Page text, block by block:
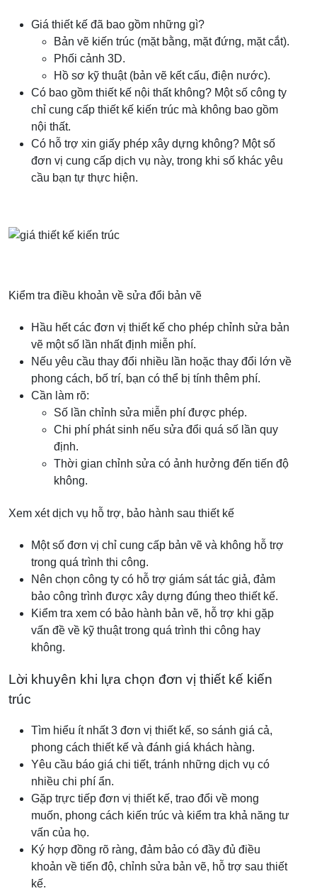
Giá thiết kế đã bao gồm những gì?
Bản vẽ kiến trúc (mặt bằng, mặt đứng, mặt cắt).
Phối cảnh 3D.
Hồ sơ kỹ thuật (bản vẽ kết cấu, điện nước).
Có bao gồm thiết kế nội thất không? Một số công ty
chỉ cung cấp thiết kế kiến trúc mà không bao gồm
nội thất.
Có hỗ trợ xin giấy phép xây dựng không? Một số
đơn vị cung cấp dịch vụ này, trong khi số khác yêu
cầu bạn tự thực hiện.
Kiểm tra điều khoản về sửa đổi bản vẽ
Hầu hết các đơn vị thiết kế cho phép chỉnh sửa bản
vẽ một số lần nhất định miễn phí.
Nếu yêu cầu thay đổi nhiều lần hoặc thay đổi lớn về
phong cách, bố trí, bạn có thể bị tính thêm phí.
Cần làm rõ:
Số lần chỉnh sửa miễn phí được phép.
Chi phí phát sinh nếu sửa đổi quá số lần quy
định.
Thời gian chỉnh sửa có ảnh hưởng đến tiến độ
không.
Xem xét dịch vụ hỗ trợ, bảo hành sau thiết kế
Một số đơn vị chỉ cung cấp bản vẽ và không hỗ trợ
trong quá trình thi công.
Nên chọn công ty có hỗ trợ giám sát tác giả, đảm
bảo công trình được xây dựng đúng theo thiết kế.
Kiểm tra xem có bảo hành bản vẽ, hỗ trợ khi gặp
vấn đề về kỹ thuật trong quá trình thi công hay
không.
Lời khuyên khi lựa chọn đơn vị thiết kế kiến
trúc
Tìm hiểu ít nhất 3 đơn vị thiết kế, so sánh giá cả,
phong cách thiết kế và đánh giá khách hàng.
Yêu cầu báo giá chi tiết, tránh những dịch vụ có
nhiều chi phí ẩn.
Gặp trực tiếp đơn vị thiết kế, trao đổi về mong
muốn, phong cách kiến trúc và kiểm tra khả năng tư
vấn của họ.
Ký hợp đồng rõ ràng, đảm bảo có đầy đủ điều
khoản về tiến độ, chỉnh sửa bản vẽ, hỗ trợ sau thiết
kế.